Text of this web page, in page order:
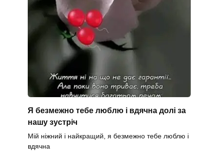
Я безмежно тебе люблю і вдячна долі за
нашу зустріч
Мій ніжний і найкращий, я безмежно тебе люблю і
вдячна